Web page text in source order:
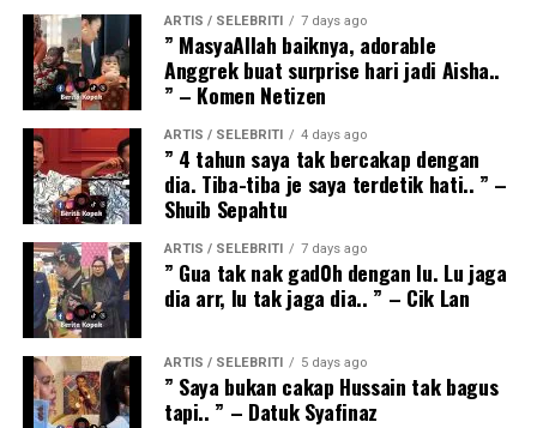
ARTIS / SELEBRITI 7 days ago
” MasyaAllah baiknya, adorable
Anggrek buat surprise hari jadi Aisha..
” – Komen Netizen
ARTIS / SELEBRITI 4 days ago
” 4 tahun saya tak bercakap dengan
dia. Tiba-tiba je saya terdetik hati.. ” –
Shuib Sepahtu
ARTIS / SELEBRITI 7 days ago
” Gua tak nak gad0h dengan lu. Lu jaga
dia arr, lu tak jaga dia.. ” – Cik Lan
ARTIS / SELEBRITI 5 days ago
” Saya bukan cakap Hussain tak bagus
tapi.. ” – Datuk Syafinaz